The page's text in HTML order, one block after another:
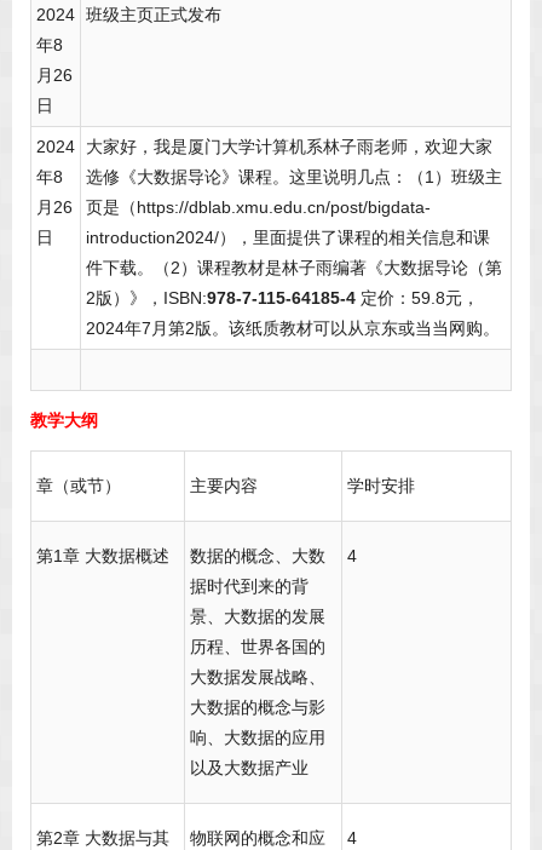
2024
年8
月26
日
班级主页正式发布
2024
年8
月26
日
大家好，我是厦门大学计算机系林子雨老师，欢迎大家
选修《大数据导论》课程。这里说明几点：（1）班级主
页是（https://dblab.xmu.edu.cn/post/bigdata-
introduction2024/），里面提供了课程的相关信息和课
件下载。（2）课程教材是林子雨编著《大数据导论（第
2版）》，ISBN:978-7-115-64185-4 定价：59.8元，
2024年7月第2版。该纸质教材可以从京东或当当网购。
教学大纲
章（或节） 主要内容 学时安排
第1章 大数据概述
数据的概念、大数
据时代到来的背
景、大数据的发展
历程、世界各国的
大数据发展战略、
大数据的概念与影
响、大数据的应用
以及大数据产业
4
第2章 大数据与其
物联网的概念和应
4